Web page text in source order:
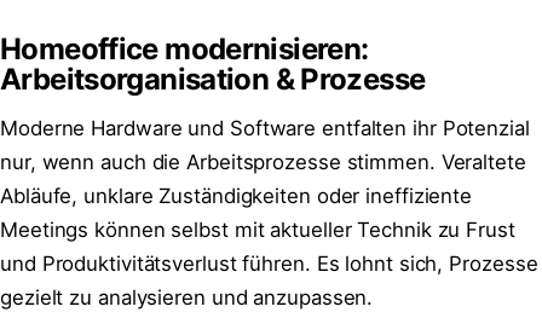
Homeoffice modernisieren:
Arbeitsorganisation & Prozesse
Moderne Hardware und Software entfalten ihr Potenzial
nur, wenn auch die Arbeitsprozesse stimmen. Veraltete
Abläufe, unklare Zuständigkeiten oder ineffiziente
Meetings können selbst mit aktueller Technik zu Frust
und Produktivitätsverlust führen. Es lohnt sich, Prozesse
gezielt zu analysieren und anzupassen.